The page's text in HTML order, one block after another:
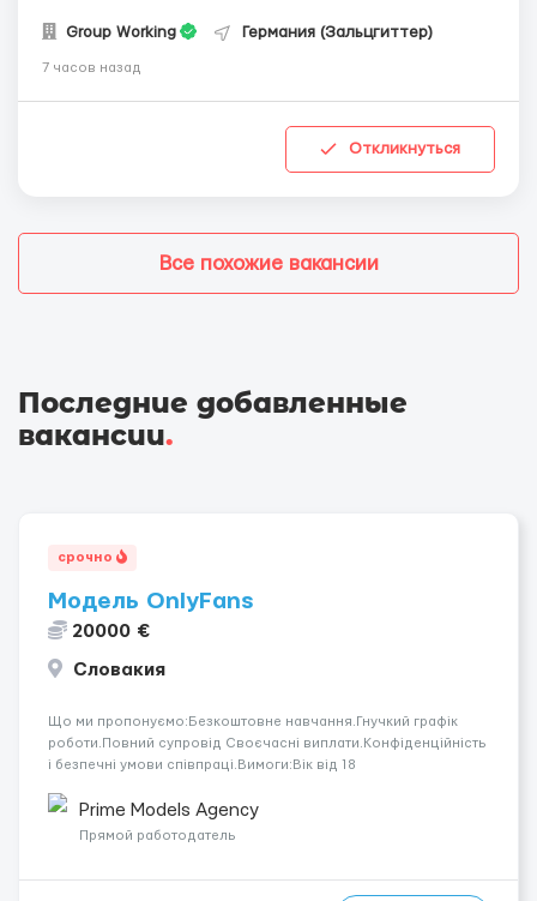
Group Working Германия (Зальцгиттер)
7 часов назад
Откликнуться
Все похожие вакансии
Последние добавленные
вакансии.
срочно
Модель OnlyFans
20000 €
Словакия
Що ми пропонуємо:Безкоштовне навчання.Гнучкий графік
роботи.Повний супровід Своєчасні виплати.Конфіденційність
і безпечні умови співпраці.Вимоги:Вік від 18
розвиватися.Досвід не обов’язковий.Якщо вас зацікавила
вакансія — залишайте відгук, і ми зв’яжемося ...
Prime Models Agency
Прямой работодатель